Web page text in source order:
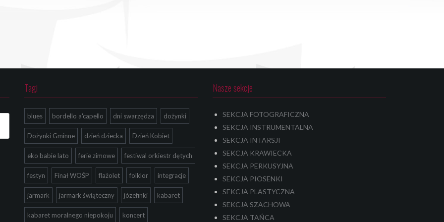
Tagi
blues bordello a'capello dni swarzędza dożynki
Dożynki Gminne dzień dziecka Dzień Kobiet
eko babie lato ferie zimowe festiwal orkiestr dętych
festyn Finał WOŚP flażolet folklor integracje
jarmark jarmark świąteczny józefinki kabaret
kabaret moralnego niepokoju koncert
Nasze sekcje
SEKCJA FOTOGRAFICZNA
SEKCJA INSTRUMENTALNA
SEKCJA INTARSJI
SEKCJA KRAWIECKA
SEKCJA PERKUSYJNA
SEKCJA PIOSENKI
SEKCJA PLASTYCZNA
SEKCJA SZACHOWA
SEKCJA TAŃCA